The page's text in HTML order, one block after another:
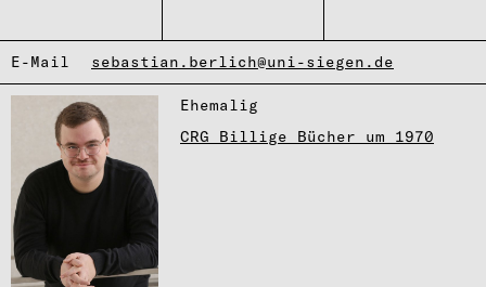
E-Mail sebastian.berlich@uni-siegen.de
Ehema­lig
CRG Billige Bücher um 1970